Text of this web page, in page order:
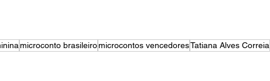
microconto brasileiromicrocontos vencedoresTatiana Alves Correia